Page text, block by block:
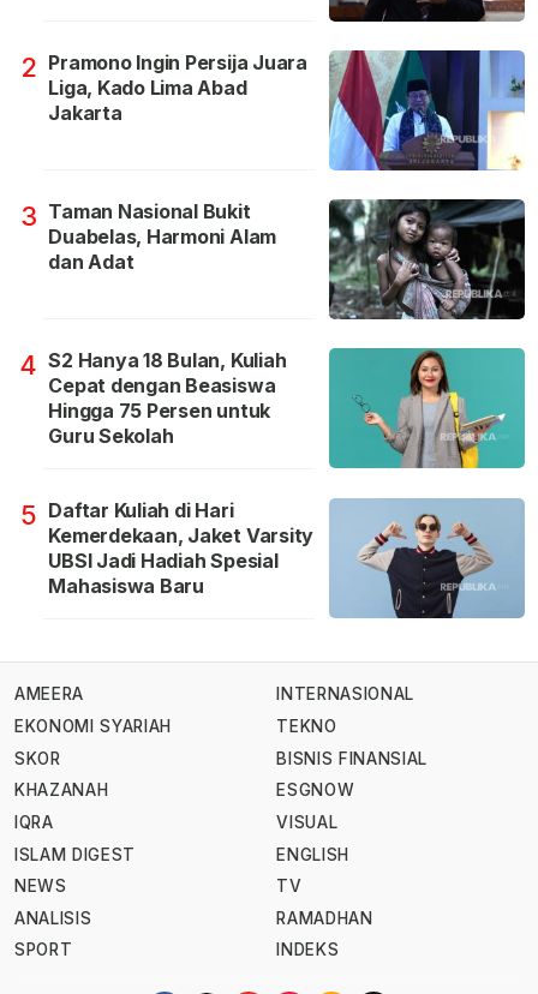
2 Pramono Ingin Persija Juara
Liga, Kado Lima Abad
Jakarta
3 Taman Nasional Bukit
Duabelas, Harmoni Alam
dan Adat
4 S2 Hanya 18 Bulan, Kuliah
Cepat dengan Beasiswa
Hingga 75 Persen untuk
Guru Sekolah
5 Daftar Kuliah di Hari
Kemerdekaan, Jaket Varsity
UBSI Jadi Hadiah Spesial
Mahasiswa Baru
AMEERA
EKONOMI SYARIAH
SKOR
KHAZANAH
IQRA
ISLAM DIGEST
NEWS
ANALISIS
SPORT
INTERNASIONAL
TEKNO
BISNIS FINANSIAL
ESGNOW
VISUAL
ENGLISH
TV
RAMADHAN
INDEKS